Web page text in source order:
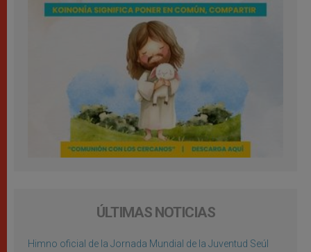
ÚLTIMAS NOTICIAS
Himno oficial de la Jornada Mundial de la Juventud Seúl